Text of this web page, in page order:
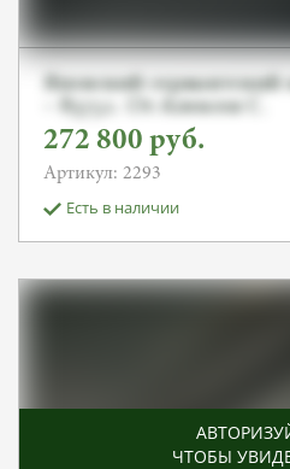
Японский
– 83752. От Алексея С.
272 800 руб.
Артикул: 2293
Есть в наличии
ЧТОБЫ